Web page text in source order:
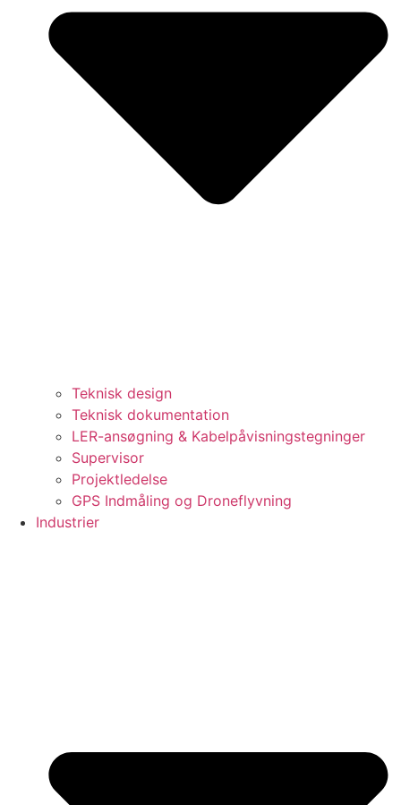
Teknisk design
Teknisk dokumentation
LER-ansøgning & Kabelpåvisningstegninger
Supervisor
Projektledelse
GPS Indmåling og Droneflyvning
Industrier